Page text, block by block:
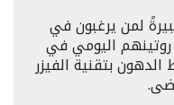
لمن يرغبون في
روتينهم اليومي في
بتقنية الفيزر